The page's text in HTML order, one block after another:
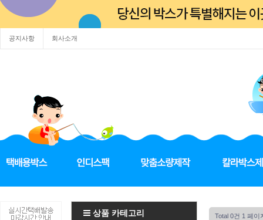
공지사항 회사소개
상품 카테고리 Total 0건 1 페이